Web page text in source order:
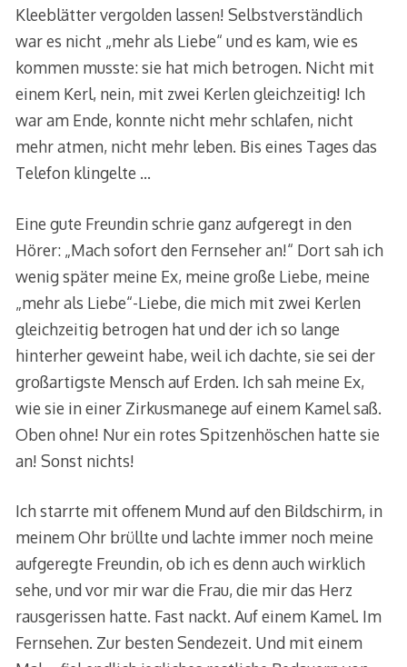
Kleeblätter vergolden lassen! Selbstverständlich
war es nicht „mehr als Liebe“ und es kam, wie es
kommen musste: sie hat mich betrogen. Nicht mit
einem Kerl, nein, mit zwei Kerlen gleichzeitig! Ich
war am Ende, konnte nicht mehr schlafen, nicht
mehr atmen, nicht mehr leben. Bis eines Tages das
Telefon klingelte …
Eine gute Freundin schrie ganz aufgeregt in den
Hörer: „Mach sofort den Fernseher an!“ Dort sah ich
wenig später meine Ex, meine große Liebe, meine
„mehr als Liebe“-Liebe, die mich mit zwei Kerlen
gleichzeitig betrogen hat und der ich so lange
hinterher geweint habe, weil ich dachte, sie sei der
großartigste Mensch auf Erden. Ich sah meine Ex,
wie sie in einer Zirkusmanege auf einem Kamel saß.
Oben ohne! Nur ein rotes Spitzenhöschen hatte sie
an! Sonst nichts!
Ich starrte mit offenem Mund auf den Bildschirm, in
meinem Ohr brüllte und lachte immer noch meine
aufgeregte Freundin, ob ich es denn auch wirklich
sehe, und vor mir war die Frau, die mir das Herz
rausgerissen hatte. Fast nackt. Auf einem Kamel. Im
Fernsehen. Zur besten Sendezeit. Und mit einem